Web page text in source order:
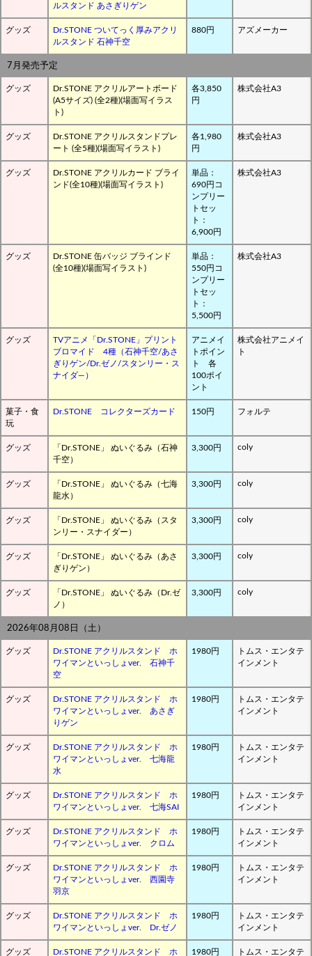
ルスタンド あさぎりゲン
グッズ
Dr.STONE ついてっく厚みアクリ
ルスタンド 石神千空
880円 アズメーカー
7月発売予定
グッズ
Dr.STONE アクリルアートボード
(A5サイズ) (全2種)(場面写イラス
ト)
各3,850
円
株式会社A3
グッズ
Dr.STONE アクリルスタンドプレ
ート (全5種)(場面写イラスト)
各1,980
円
株式会社A3
グッズ
Dr.STONE アクリルカード ブライ
ンド(全10種)(場面写イラスト)
単品：
690円コ
ンプリー
トセッ
ト：
6,900円
株式会社A3
グッズ
Dr.STONE 缶バッジ ブラインド
(全10種)(場面写イラスト)
単品：
550円コ
ンプリー
トセッ
ト：
5,500円
株式会社A3
グッズ
TVアニメ「Dr.STONE」プリント
ブロマイド 4種（石神千空/あさ
ぎりゲン/Dr.ゼノ/スタンリー・ス
ナイダ―）
アニメイ
トポイン
ト 各
100ポイ
ント
株式会社アニメイ
ト
菓子・食
玩
Dr.STONE コレクターズカード 150円 フォルテ
グッズ
「Dr.STONE」 ぬいぐるみ（石神
千空）
3,300円 coly
グッズ
「Dr.STONE」 ぬいぐるみ（七海
龍水）
3,300円 coly
グッズ
「Dr.STONE」 ぬいぐるみ（スタ
ンリー・スナイダー）
3,300円 coly
グッズ
「Dr.STONE」 ぬいぐるみ（あさ
ぎりゲン）
3,300円 coly
グッズ
「Dr.STONE」 ぬいぐるみ（Dr.ゼ
ノ）
3,300円 coly
2026年08月08日（土）
グッズ
Dr.STONE アクリルスタンド ホ
ワイマンといっしょver. 石神千
空
1980円
トムス・エンタテ
インメント
グッズ
Dr.STONE アクリルスタンド ホ
ワイマンといっしょver. あさぎ
りゲン
1980円
トムス・エンタテ
インメント
グッズ
Dr.STONE アクリルスタンド ホ
ワイマンといっしょver. 七海龍
水
1980円
トムス・エンタテ
インメント
グッズ
Dr.STONE アクリルスタンド ホ
ワイマンといっしょver. 七海SAI
1980円
トムス・エンタテ
インメント
グッズ
Dr.STONE アクリルスタンド ホ
ワイマンといっしょver. クロム
1980円
トムス・エンタテ
インメント
グッズ
Dr.STONE アクリルスタンド ホ
ワイマンといっしょver. 西園寺
羽京
1980円
トムス・エンタテ
インメント
グッズ
Dr.STONE アクリルスタンド ホ
ワイマンといっしょver. Dr.ゼノ
1980円
トムス・エンタテ
インメント
グッズ Dr.STONE アクリルスタンド ホ 1980円 トムス・エンタテ